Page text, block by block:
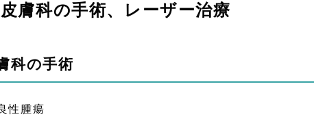
皮膚科の手術、レーザー治療
科の手術
性腫瘍